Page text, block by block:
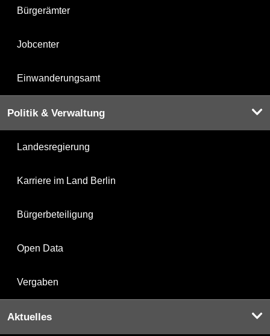
Bürgerämter
Jobcenter
Einwanderungsamt
Politik & Verwaltung
Landesregierung
Karriere im Land Berlin
Bürgerbeteiligung
Open Data
Vergaben
Aktuelles